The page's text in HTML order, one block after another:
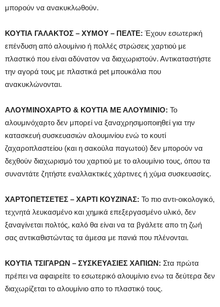
μπορούν να ανακυκλωθούν.
ΚΟΥΤΙΑ ΓΑΛΑΚΤΟΣ – ΧΥΜΟΥ – ΠΕΛΤΕ: Έχουν εσωτερική
επένδυση από αλουμίνιο ή πολλές στρώσεις χαρτιού με
πλαστικό που είναι αδύνατον να διαχωριστούν. Αντικαταστήστε
την αγορά τους με πλαστικά pet μπουκάλια που
ανακυκλώνονται.
ΑΛΟΥΜΙΝΟΧΑΡΤΟ & ΚΟΥΤΙΑ ΜΕ ΑΛΟΥΜΙΝΙΟ: Το
αλουμινόχαρτο δεν μπορεί να ξαναχρησιμοποιηθεί για την
κατασκευή συσκευασιών αλουμινίου ενώ το κουτί
ζαχαροπλαστείου (και η σακούλα παγωτού) δεν μπορούν να
δεχθούν διαχωρισμό του χαρτιού με το αλουμίνιο τους, όπου τα
συναντάτε ζητήστε εναλλακτικές χάρτινες ή χύμα συσκευασίες.
ΧΑΡΤΟΠΕΤΣΕΤΕΣ – ΧΑΡΤΙ ΚΟΥΖΙΝΑΣ: Το πιο αντι-οικολογικό,
τεχνητά λευκασμένο και χημικά επεξεργασμένο υλικό, δεν
ξαναγίνεται πολτός, καλό θα είναι να τα βγάλετε απο τη ζωή
σας αντικαθιστώντας τα άμεσα με πανιά που πλένονται.
ΚΟΥΤΙΑ ΤΣΙΓΑΡΩΝ – ΣΥΣΚΕΥΑΣΙΕΣ ΧΑΠΙΩΝ: Στα πρώτα
πρέπει να αφαιρείτε το εσωτερικό αλουμίνιο ενω τα δεύτερα δεν
διαχωρίζεται το αλουμίνιο απο το πλαστικό τους.